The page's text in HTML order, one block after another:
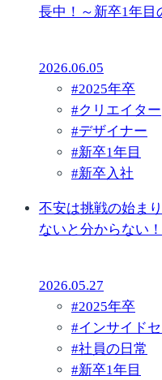
長中！～新卒1年目
2026.06.05
#2025年卒
#クリエイター
#デザイナー
#新卒1年目
#新卒入社
不安は挑戦の始ま
ないと分からない
2026.05.27
#2025年卒
#インサイド
#社員の日常
#新卒1年目